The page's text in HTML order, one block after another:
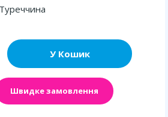
У Кошик
Швидке замовлення